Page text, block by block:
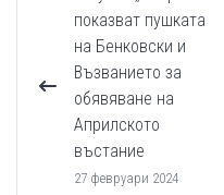
показват пушката
на Бенковски и
Възванието за
обявяване на
Априлското
въстание
27 февруари 2024